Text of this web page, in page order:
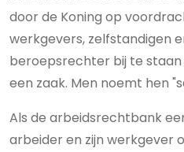
door de Koning op
werkgevers, zelfstandigen
beroepsrechter bij te staan
een zaak. Men noemt hen
Als de arbeidsrechtbank
arbeider en zijn werkgever